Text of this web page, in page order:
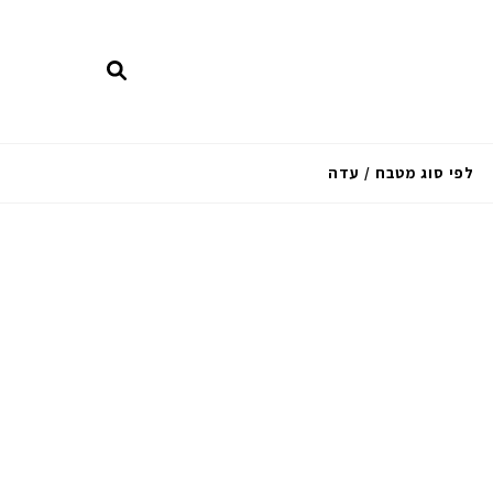
לפי סוג מטבח / עדה